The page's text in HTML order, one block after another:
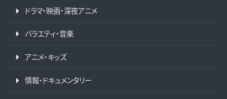
ドラマ・映画・深夜アニメ
バラエティ・音楽
アニメ・キッズ
情報・ドキュメンタリー